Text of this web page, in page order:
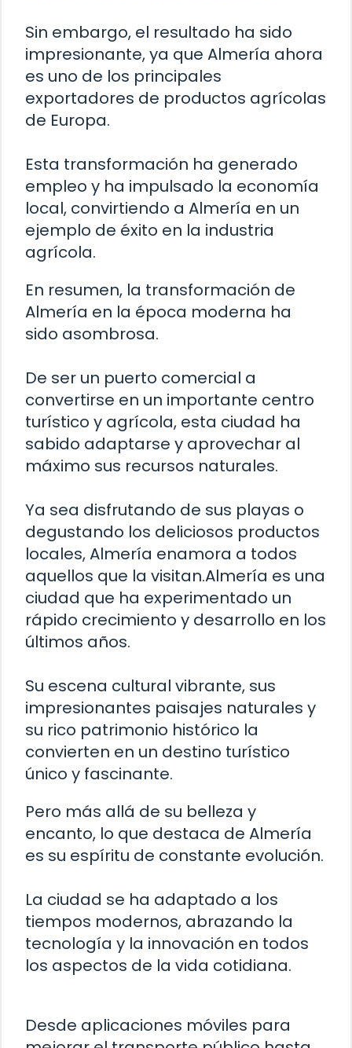
Sin embargo, el resultado ha sido
impresionante, ya que Almería ahora
es uno de los principales
exportadores de productos agrícolas
de Europa.
Esta transformación ha generado
empleo y ha impulsado la economía
local, convirtiendo a Almería en un
ejemplo de éxito en la industria
agrícola.
En resumen, la transformación de
Almería en la época moderna ha
sido asombrosa.
De ser un puerto comercial a
convertirse en un importante centro
turístico y agrícola, esta ciudad ha
sabido adaptarse y aprovechar al
máximo sus recursos naturales.
Ya sea disfrutando de sus playas o
degustando los deliciosos productos
locales, Almería enamora a todos
aquellos que la visitan.Almería es una
ciudad que ha experimentado un
rápido crecimiento y desarrollo en los
últimos años.
Su escena cultural vibrante, sus
impresionantes paisajes naturales y
su rico patrimonio histórico la
convierten en un destino turístico
único y fascinante.
Pero más allá de su belleza y
encanto, lo que destaca de Almería
es su espíritu de constante evolución.
La ciudad se ha adaptado a los
tiempos modernos, abrazando la
tecnología y la innovación en todos
los aspectos de la vida cotidiana.
Desde aplicaciones móviles para